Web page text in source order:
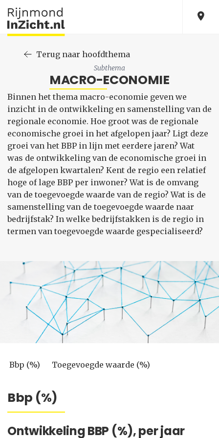
Terug naar hoofdthema
Subthema
MACRO-ECONOMIE
Binnen het thema macro-economie geven we
inzicht in de ontwikkeling en samenstelling van de
regionale economie. Hoe groot was de regionale
economische groei in het afgelopen jaar? Ligt deze
groei van het BBP in lijn met eerdere jaren? Wat
was de ontwikkeling van de economische groei in
de afgelopen kwartalen? Kent de regio een relatief
hoge of lage BBP per inwoner? Wat is de omvang
van de toegevoegde waarde van de regio? Wat is de
samenstelling van de toegevoegde waarde naar
bedrijfstak? In welke bedrijfstakken is de regio in
termen van toegevoegde waarde gespecialiseerd?
Bbp (%) Toegevoegde waarde (%)
Bbp (%)
Ontwikkeling BBP (%), per jaar